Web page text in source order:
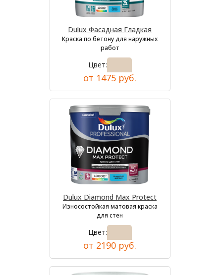
Dulux Фасадная Гладкая
Краска по бетону для наружных
работ
Цвет:
от 1475 руб.
Dulux Diamond Max Protect
Износостойкая матовая краска
для стен
Цвет:
от 2190 руб.